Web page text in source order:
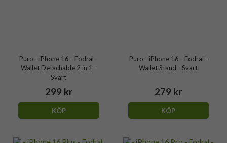
Puro - iPhone 16 - Fodral -
Wallet Detachable 2 in 1 -
Svart
299 kr
KÖP
Puro - iPhone 16 - Fodral -
Wallet Stand - Svart
279 kr
KÖP